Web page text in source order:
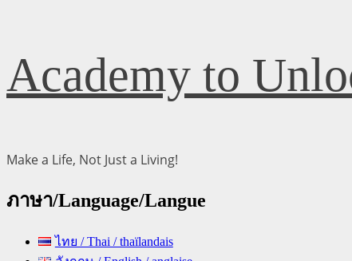
Skip
to
content
Academy to
Make a Life, Not Just a Living!
ภาษา/Language/Langue
ไทย / Thai / thaïlandais